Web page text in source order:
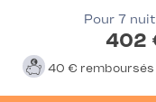
Pour 7
402
40 € remboursés